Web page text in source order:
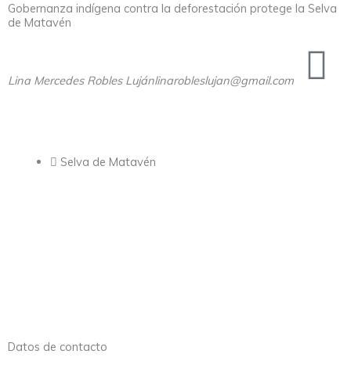
Gobernanza indígena contra la deforestación protege la Selva
de Matavén
Lina Mercedes Robles Lujánlinarobleslujan@gmail.com
Selva de Matavén
Datos de contacto